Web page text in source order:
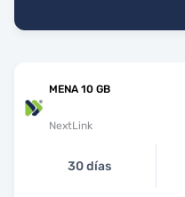
MENA 10 GB
NextLink
30 días